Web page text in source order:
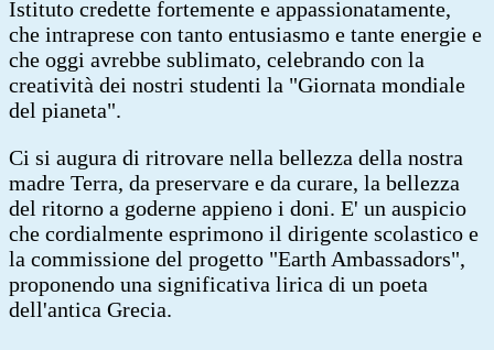
Istituto credette fortemente e appassionatamente,
che intraprese con tanto entusiasmo e tante energie e
che oggi avrebbe sublimato, celebrando con la
creatività dei nostri studenti la "Giornata mondiale
del pianeta".
Ci si augura di ritrovare nella bellezza della nostra
madre Terra, da preservare e da curare, la bellezza
del ritorno a goderne appieno i doni. E' un auspicio
che cordialmente esprimono il dirigente scolastico e
la commissione del progetto "Earth Ambassadors",
proponendo una significativa lirica di un poeta
dell'antica Grecia.